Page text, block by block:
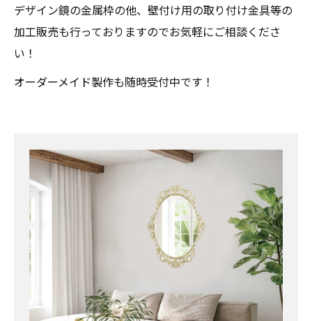
デザイン鏡の金属枠の他、壁付け用の取り付け金具等の
加工販売も行っておりますのでお気軽にご相談くださ
い！
オーダーメイド製作も随時受付中です！